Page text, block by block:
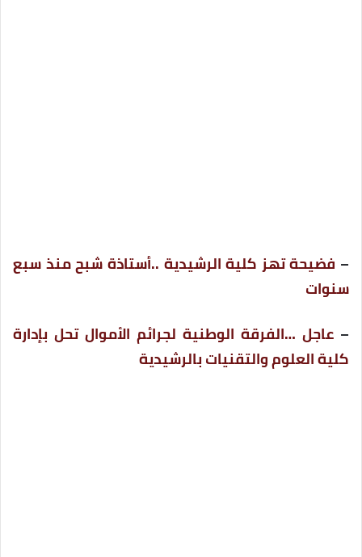
– فضيحة تهز كلية الرشيدية ..أستاذة شبح منذ سبع
سنوات
– عاجل …الفرقة الوطنية لجرائم الأموال تحل بإدارة
كلية العلوم والتقنيات بالرشيدية